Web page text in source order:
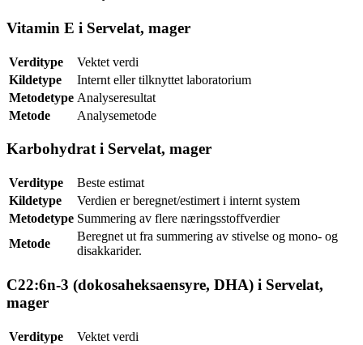
Vitamin E i Servelat, mager
Verditype
Vektet verdi
Kildetype
Internt eller tilknyttet laboratorium
Metodetype Analyseresultat
Metode
Analysemetode
Karbohydrat i Servelat, mager
Verditype
Beste estimat
Kildetype
Verdien er beregnet/estimert i internt system
Metodetype Summering av flere næringsstoffverdier
Metode
Beregnet ut fra summering av stivelse og mono- og
disakkarider.
C22:6n-3 (dokosaheksaensyre, DHA) i Servelat,
mager
Verditype
Vektet verdi